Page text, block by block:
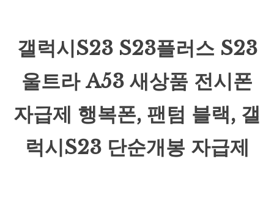
갤럭시S23 S23플러스 S23
울트라 A53 새상품 전시폰
자급제 행복폰, 팬텀 블랙, 갤
럭시S23 단순개봉 자급제